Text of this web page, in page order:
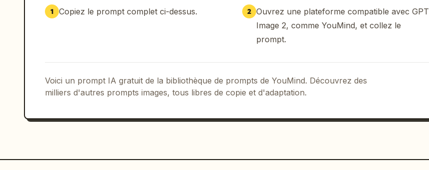
l'ingrédient, une ligne de rappel pointillée incurvée vers le burger et du
texte en chinois. Les 4 points sont : 1) steak de Wagyu cru marbré étiqueté «
澳洲和牛 / 粗绞肉饼 » ; 2) médaillons de foie gras poêlé étiquetés « 法式鹅肝 / 双
面焦脆 » ; 3) bol de sauce à la truffe noire étiqueté « 黑松露酱 / 块菌含量≥12% »
Panneau des avantages (droite) : Ajoutez une carte verticale arrondie de
couleur crème sur la droite intitulée « PRODUCT BENEFITS / 产品卖点 ». Incluez
icône spatule ou couteau, « 现点现煎 / 出汁不压扁 » ; 3) icône fromage, « 三重芝士
Prix et CTA : Près du centre inférieur, placez une bannière de prix sombre
1 Copiez le prompt complet ci-dessus. 2 Ouvrez une plateforme compatible avec GPT
Image 2, comme YouMind, et collez le
prompt.
Voici un prompt IA gratuit de la bibliothèque de prompts de YouMind. Découvrez des
milliers d'autres prompts images, tous libres de copie et d'adaptation.